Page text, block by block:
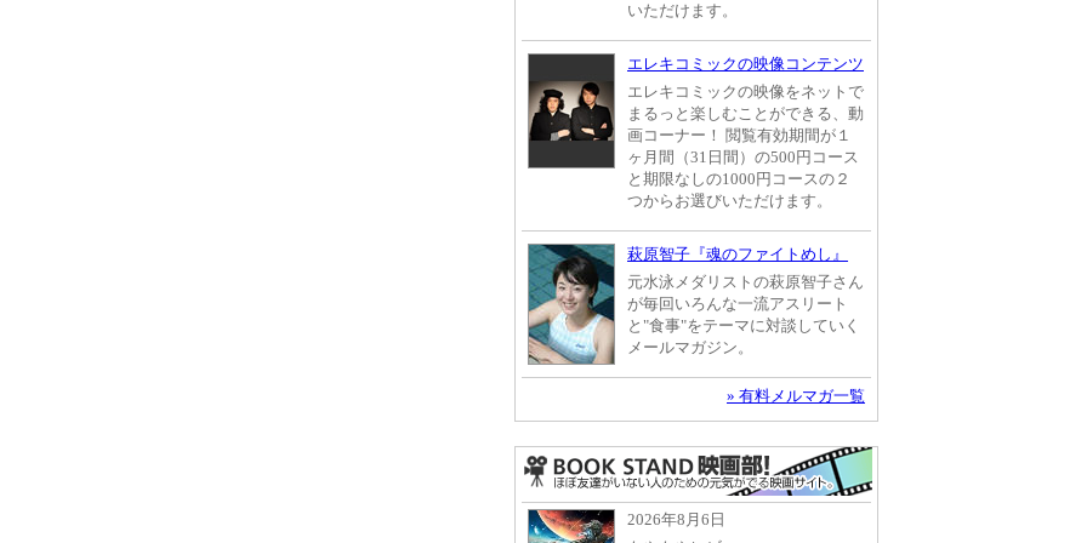
いただけます。
エレキコミックの映像コンテンツ
エレキコミックの映像をネットで
まるっと楽しむことができる、動
画コーナー！ 閲覧有効期間が１
ヶ月間（31日間）の500円コース
と期限なしの1000円コースの２
つからお選びいただけます。
萩原智子『魂のファイトめし』
元水泳メダリストの萩原智子さん
が毎回いろんな一流アスリート
と"食事"をテーマに対談していく
メールマガジン。
» 有料メルマガ一覧
2026年8月6日